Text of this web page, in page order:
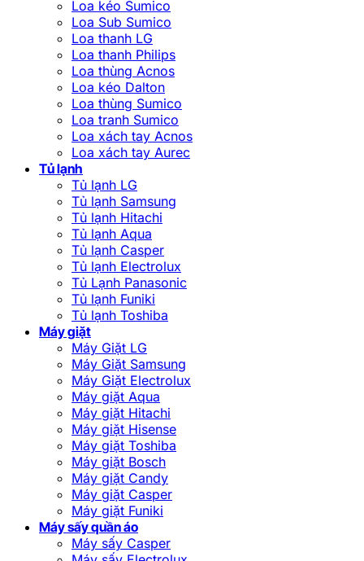
Loa kéo Sumico
Loa Sub Sumico
Loa thanh LG
Loa thanh Philips
Loa thùng Acnos
Loa kéo Dalton
Loa thùng Sumico
Loa tranh Sumico
Loa xách tay Acnos
Loa xách tay Aurec
Tủ lạnh
Tủ lạnh LG
Tủ lạnh Samsung
Tủ lạnh Hitachi
Tủ lạnh Aqua
Tủ lạnh Casper
Tủ lạnh Electrolux
Tủ Lạnh Panasonic
Tủ lạnh Funiki
Tủ lạnh Toshiba
Máy giặt
Máy Giặt LG
Máy Giặt Samsung
Máy Giặt Electrolux
Máy giặt Aqua
Máy giặt Hitachi
Máy giặt Hisense
Máy giặt Toshiba
Máy giặt Bosch
Máy giặt Candy
Máy giặt Casper
Máy giặt Funiki
Máy sấy quần áo
Máy sấy Casper